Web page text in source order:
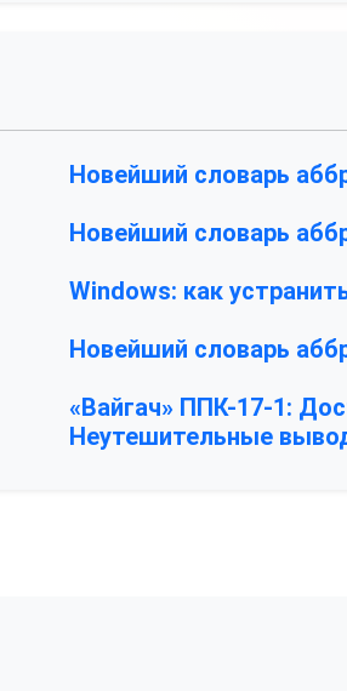
Новейший словарь
Новейший словарь
Windows: как
Новейший словарь
«Вайгач» ППК-17-1:
Неутешительные